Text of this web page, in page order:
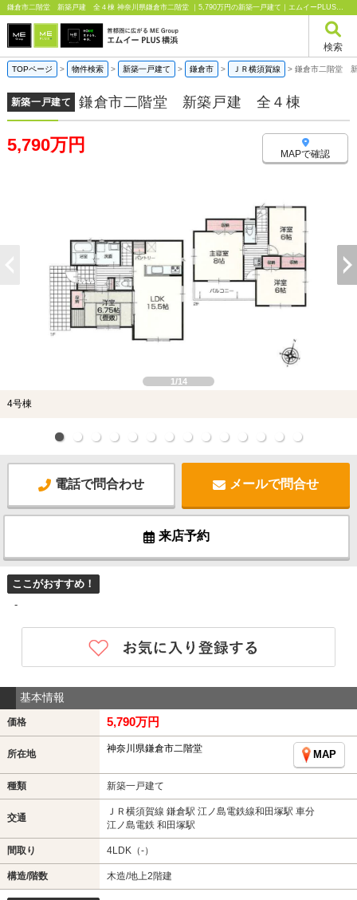
鎌倉市二階堂 新築戸建 全４棟 神奈川県鎌倉市二階堂 ｜5,790万円の新築一戸建て｜エムイーPLUS横浜
検索
TOPページ > 物件検索 > 新築一戸建て > 鎌倉市 > ＪＲ横須賀線 > 鎌倉市二階堂
新築一戸建て 鎌倉市二階堂 新築戸建 全４棟
5,790万円 MAPで確認
1/14
4号棟
電話で問合わせ メールで問合せ
来店予約
ここがおすすめ！
-
基本情報
価格 5,790万円
所在地 神奈川県鎌倉市二階堂
MAP
種類 新築一戸建て
交通
ＪＲ横須賀線 鎌倉駅 江ノ島電鉄線和田塚駅 車分
江ノ島電鉄 和田塚駅
間取り 4LDK（-）
構造/階数 木造/地上2階建